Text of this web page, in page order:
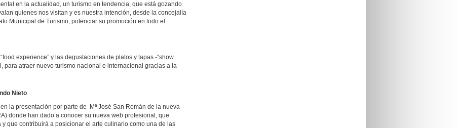
en la actualidad, un turismo en tendencia, que está gozando
quienes nos visitan y es nuestra intención, desde la concejalía
Municipal de Turismo, potenciar su promoción en todo el
experience” y las degustaciones de platos y tapas -“show
para atraer nuevo turismo nacional e internacional gracias a la
Nieto
la presentación por parte de Mª José San Román de la nueva
donde han dado a conocer su nueva web profesional, que
que contribuirá a posicionar el arte culinario como una de las